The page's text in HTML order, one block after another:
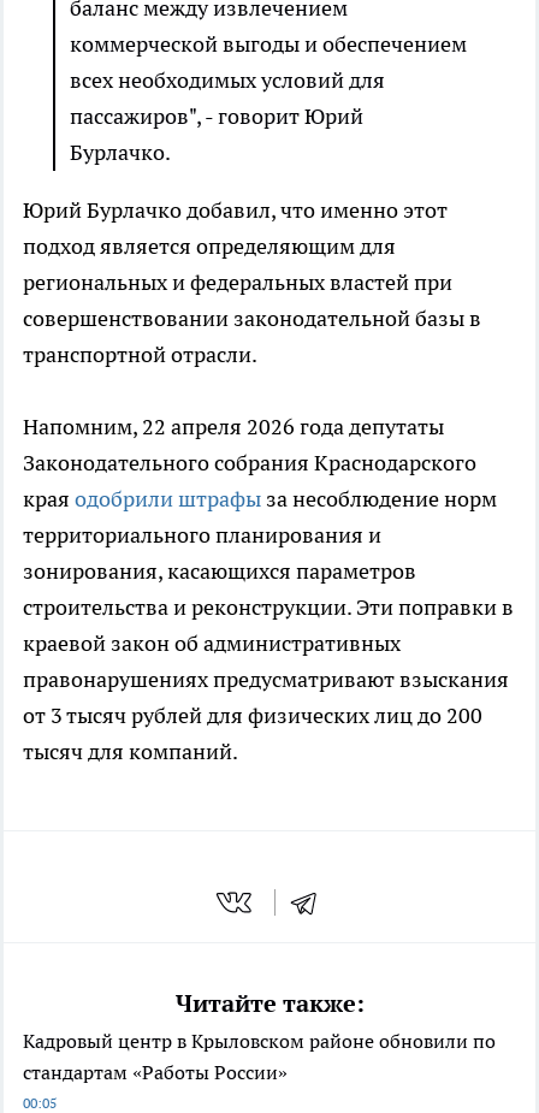
баланс между извлечением
коммерческой выгоды и обеспечением
всех необходимых условий для
пассажиров", - говорит Юрий
Бурлачко.
Юрий Бурлачко добавил, что именно этот
подход является определяющим для
региональных и федеральных властей при
совершенствовании законодательной базы в
транспортной отрасли.
Напомним, 22 апреля 2026 года депутаты
Законодательного собрания Краснодарского
края одобрили штрафы за несоблюдение норм
территориального планирования и
зонирования, касающихся параметров
строительства и реконструкции. Эти поправки в
краевой закон об административных
правонарушениях предусматривают взыскания
от 3 тысяч рублей для физических лиц до 200
тысяч для компаний.
Читайте также:
Кадровый центр в Крыловском районе обновили по
стандартам «Работы России»
00:05